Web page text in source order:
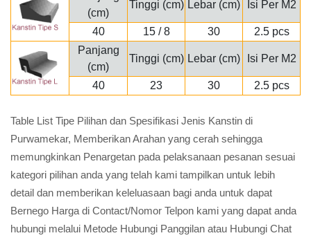
(cm)
Tinggi (cm) Lebar (cm) Isi Per M2
40 15 / 8 30
2.5 pcs
Panjang
(cm)
Tinggi (cm) Lebar (cm) Isi Per M2
40 23 30 2.5 pcs
Table List Tipe Pilihan dan Spesifikasi Jenis Kanstin di
Purwamekar, Memberikan Arahan yang cerah sehingga
memungkinkan Penargetan pada pelaksanaan pesanan sesuai
kategori pilihan anda yang telah kami tampilkan untuk lebih
detail dan memberikan keleluasaan bagi anda untuk dapat
Bernego Harga di Contact/Nomor Telpon kami yang dapat anda
hubungi melalui Metode Hubungi Panggilan atau Hubungi Chat